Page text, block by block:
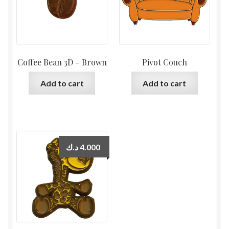
Coffee Bean 3D – Brown
Add to cart
Pivot Couch
Add to cart
4.000د.ك